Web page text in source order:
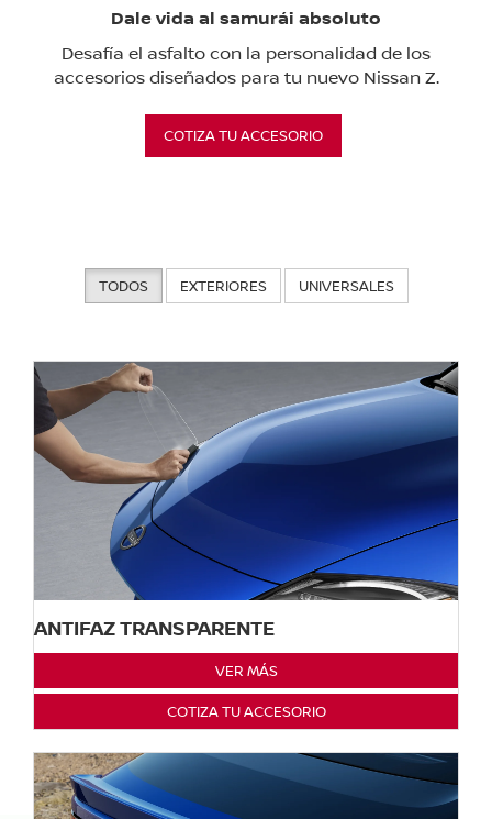
Dale vida al samurái absoluto
Desafía el asfalto con la personalidad de los
accesorios diseñados para tu nuevo Nissan Z.
COTIZA TU ACCESORIO
TODOS EXTERIORES UNIVERSALES
ANTIFAZ TRANSPARENTE
VER MÁS
COTIZA TU ACCESORIO